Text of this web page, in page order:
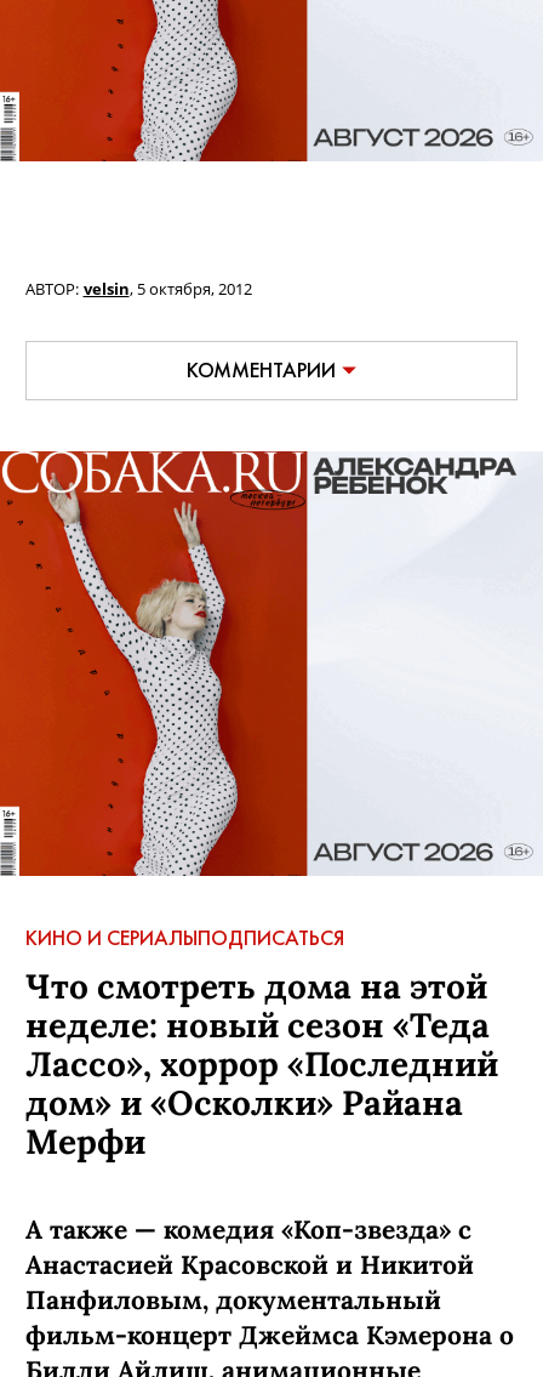
АВТОР: velsin, 5 октября, 2012
КОММЕНТАРИИ
КИНО И СЕРИАЛЫПОДПИСАТЬСЯ
Что смотреть дома на этой
неделе: новый сезон «Теда
Лассо», хоррор «Последний
дом» и «Осколки» Райана
Мерфи
А также — комедия «Коп-звезда» с
Анастасией Красовской и Никитой
Панфиловым, документальный
фильм-концерт Джеймса Кэмерона о
Билли Айлиш, анимационные